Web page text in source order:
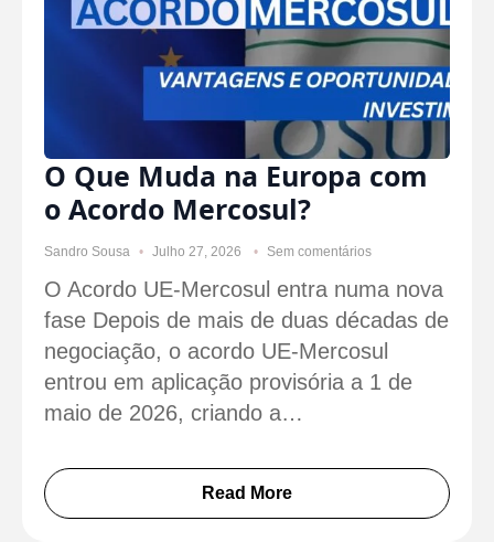
O Que Muda na Europa com
o Acordo Mercosul?
Sandro Sousa Julho 27, 2026 Sem comentários
O Acordo UE-Mercosul entra numa nova
fase Depois de mais de duas décadas de
negociação, o acordo UE-Mercosul
entrou em aplicação provisória a 1 de
maio de 2026, criando a…
Read More